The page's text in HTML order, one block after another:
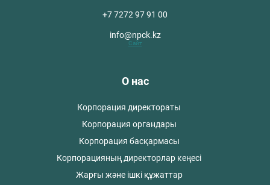
+7 7272 97 91 00
info@npck.kz
Сайт
О нас
Корпорация директораты
Корпорация органдары
Корпорация басқармасы
Корпорацияның директорлар кеңесі
Жарғы және ішкі құжаттар